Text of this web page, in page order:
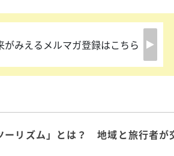
がみえるメルマガ登録はこちら
ーリズム」とは？ 地域と旅行者が